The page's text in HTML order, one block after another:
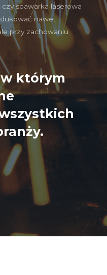
spawarka laserowa
nawet
przy zachowaniu
w którym